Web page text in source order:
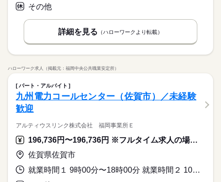
その他
詳細を見る （ハローワークより転載）
ハローワーク求人（掲載元：福岡中央公共職業安定所）
パート・アルバイト
九州電力コールセンター（佐賀市）／未経験
歓迎
アルティウスリンク株式会社 福岡事業所Ｅ
196,736円〜196,736円 ※フルタイム求人の場合は月額（換算額）、パート求人の場合は時間額を表示しています。
佐賀県佐賀市
就業時間１ 9時00分〜18時00分 就業時間２ 10時00分〜19時00分 就業時間に関する特記事項 ※休憩時間：６０分